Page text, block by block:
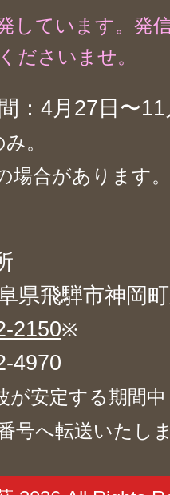
しています。発
ださいませ。
：4月27日〜
。
場合があります
県飛騨市神岡
2150※
4970
が安定する期間中
号へ転送いたし